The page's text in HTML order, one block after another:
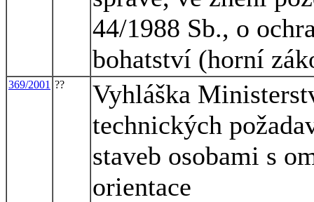
44/1988 Sb., o
bohatství (horní
369/2001 ??
Vyhláška
technických
staveb osobami s
orientace